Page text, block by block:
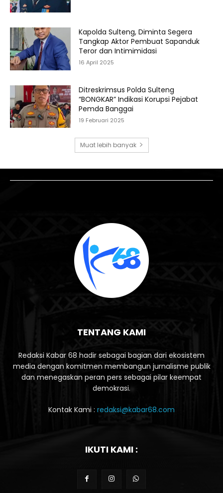
Kapolda Sulteng, Diminta Segera
Tangkap Aktor Pembuat Sapanduk
Teror dan Intimimidasi
16 April 2025
Ditreskrimsus Polda Sulteng
“BONGKAR” Indikasi Korupsi Pejabat
Pemda Banggai
19 Februari 2025
Muat lebih banyak
TENTANG KAMI
Redaksi Kabar 68 hadir sebagai bagian dari ekosistem
media dengan komitmen membangun jurnalisme publik
dan menegaskan peran pers sebagai pilar keempat
demokrasi.
Kontak Kami : redaksi@kabar68.com
IKUTI KAMI :